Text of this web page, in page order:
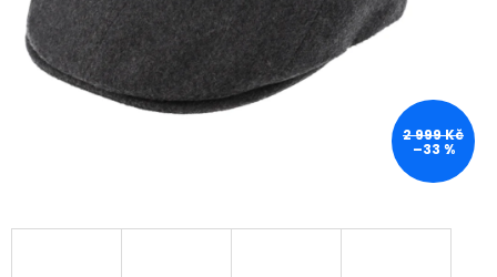
2 999 Kč
–33 %